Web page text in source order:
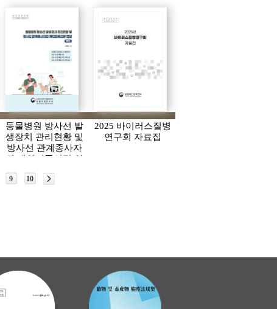
동물병원 방사선 발
생장치 관리현황 및
방사선 관계종사자
의 개인피폭선량 연
2025 바이러스질병
연구회 자료집
9 10